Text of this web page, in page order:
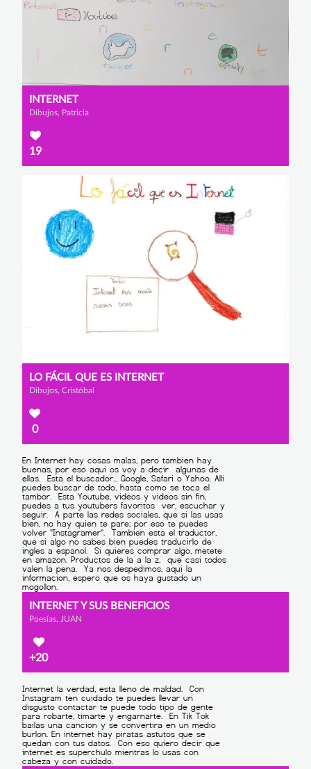
INTERNET
Dibujos, Patricia
19
LO FÁCIL QUE ES INTERNET
Dibujos, Cristóbal
0
INTERNET Y SUS BENEFICIOS
Poesías, JUAN
+20